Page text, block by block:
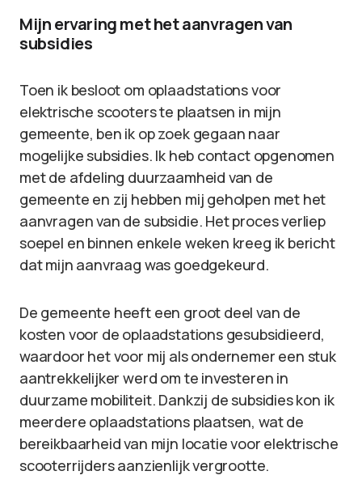
Mijn ervaring met het aanvragen van
subsidies
Toen ik besloot om oplaadstations voor
elektrische scooters te plaatsen in mijn
gemeente, ben ik op zoek gegaan naar
mogelijke subsidies. Ik heb contact opgenomen
met de afdeling duurzaamheid van de
gemeente en zij hebben mij geholpen met het
aanvragen van de subsidie. Het proces verliep
soepel en binnen enkele weken kreeg ik bericht
dat mijn aanvraag was goedgekeurd.
De gemeente heeft een groot deel van de
kosten voor de oplaadstations gesubsidieerd,
waardoor het voor mij als ondernemer een stuk
aantrekkelijker werd om te investeren in
duurzame mobiliteit. Dankzij de subsidies kon ik
meerdere oplaadstations plaatsen, wat de
bereikbaarheid van mijn locatie voor elektrische
scooterrijders aanzienlijk vergrootte.